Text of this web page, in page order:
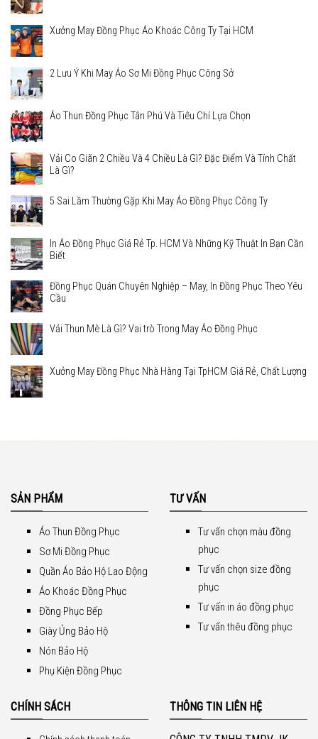
Xưởng May Đồng Phục Áo Khoác Công Ty Tại HCM
2 Lưu Ý Khi May Áo Sơ Mi Đồng Phục Công Sở
Áo Thun Đồng Phục Tân Phú Và Tiêu Chí Lựa Chọn
Vải Co Giãn 2 Chiều Và 4 Chiều Là Gì? Đặc Điểm Và Tính Chất
Là Gì?
5 Sai Lầm Thường Gặp Khi May Áo Đồng Phục Công Ty
In Áo Đồng Phục Giá Rẻ Tp. HCM Và Những Kỹ Thuật In Bạn Cần
Biết
Đồng Phục Quán Chuyên Nghiệp – May, In Đồng Phục Theo Yêu
Cầu
Vải Thun Mè Là Gì? Vai trò Trong May Áo Đồng Phục
Xưởng May Đồng Phục Nhà Hàng Tại TpHCM Giá Rẻ, Chất Lượng
SẢN PHẨM
Áo Thun Đồng Phục
Sơ Mi Đồng Phục
Quần Áo Bảo Hộ Lao Động
Áo Khoác Đồng Phục
Đồng Phục Bếp
Giày Ủng Bảo Hộ
Nón Bảo Hộ
Phụ Kiện Đồng Phục
TƯ VẤN
Tư vấn chọn màu đồng
phục
Tư vấn chọn size đồng
phục
Tư vấn in áo đồng phục
Tư vấn thêu đồng phục
CHÍNH SÁCH THÔNG TIN LIÊN HỆ